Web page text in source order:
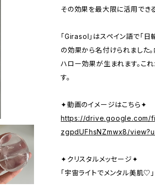
その効果を最大限に活用でき
「Girasol」はスペイン語で「日
の効果から名付けられました
ハロー効果が生まれます。こ
す。
✦動画のイメージはこちら✦
https://drive.google.com/
zgpdUFhsNZmwx8/
✦クリスタルメッセージ✦
「宇宙ライトでメンタル美肌♡」